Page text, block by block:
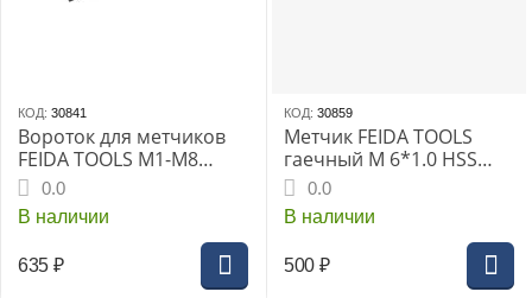
КОД: 30841
Вороток для метчиков
FEIDA TOOLS М1-М8
(481п)
0.0
В наличии
635 ₽
КОД: 30859
Метчик FEIDA TOOLS
гаечный М 6*1.0 HSS
(Р6М5) DIN 357 (ГОСТ
1604-71)
Правосторонняя
резьба, нарезание и
калибрование
0.0
В наличии
500 ₽